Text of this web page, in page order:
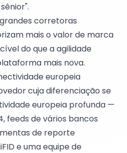
corretoras
mais o valor de marca
do que a agilidade
mais nova.
europeia
cuja diferenciação se
europeia profunda —
feeds de vários bancos
de reporte
e uma equipe de